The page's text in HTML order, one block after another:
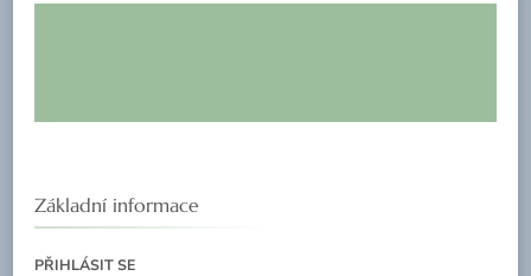
Základní informace
PŘIHLÁSIT SE